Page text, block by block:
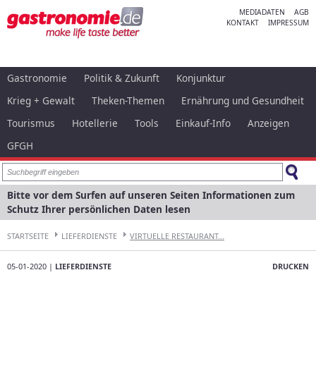
MEDIADATEN
AGB
KONTAKT
IMPRESSUM
Gastronomie Politik & Zukunft
Konjunktur
Krieg + Gewalt
Theken-Themen
Ernährung und Gesundheit
Tourismus
Hotellerie Tools Einkauf-Info
Anzeigen
GFGH
Bitte vor dem Surfen auf unseren Seiten Informationen zum
Schutz Ihrer persönlichen Daten lesen
STARTSEITE LIEFERDIENSTE VIRTUELLE RESTAURANT...
DRUCKEN
05-01-2020 | LIEFERDIENSTE